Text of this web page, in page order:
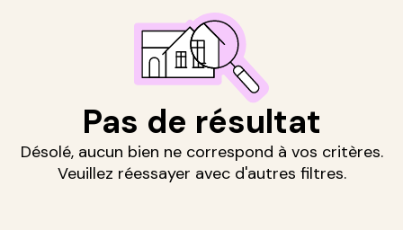
Pas de résultat
Désolé, aucun bien ne correspond à vos critères.
Veuillez réessayer avec d'autres filtres.